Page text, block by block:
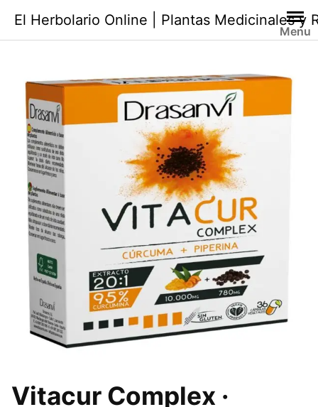
contenido
El Herbolario Online | Plantas Medicinales y
Menu
Vitacur Complex ·